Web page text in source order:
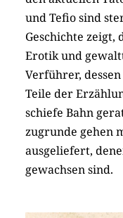
und Tefio sind
Geschichte
Erotik und
Verführer,
Teile der
schiefe Bahn
zugrunde gehen
ausgeliefert,
gewachsen sind.